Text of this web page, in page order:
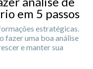
em 5 passos
estratégicas.
fazer uma boa análise
e manter sua